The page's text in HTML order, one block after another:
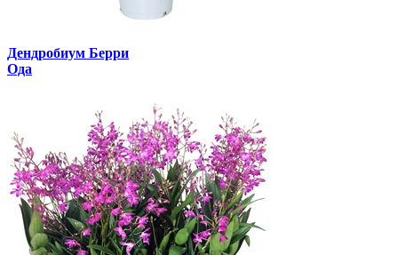
Дендробиум Берри
Ода